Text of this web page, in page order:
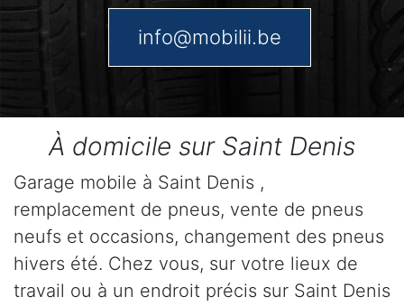
info@mobilii.be
À domicile sur Saint Denis
Garage mobile à Saint Denis ,
remplacement de pneus, vente de pneus
neufs et occasions, changement des pneus
hivers été. Chez vous, sur votre lieux de
travail ou à un endroit précis sur Saint Denis